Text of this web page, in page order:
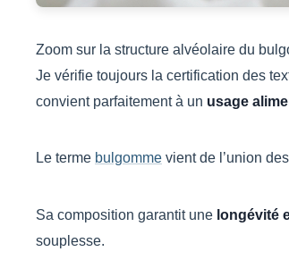
Zoom sur la structure alvéolaire du
Je vérifie toujours la certification des
convient parfaitement à un usage
Le terme bulgomme vient de l’union
Sa composition garantit une longévité
souplesse.